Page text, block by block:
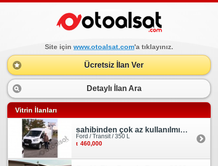
Site için www.otoalsat.com'a tıklayınız.
Ücretsiz İlan Ver
Detaylı İlan Ara
Vitrin İlanları
sahibinden çok az kullanılmış orjinal ford transit
Ford / Transit / 350 L
460,000